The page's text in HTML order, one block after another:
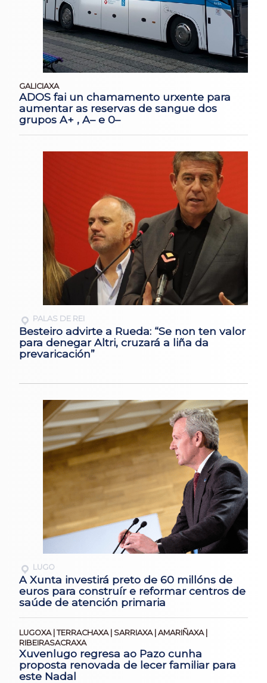
GALICIAXA
ADOS fai un chamamento urxente para
aumentar as reservas de sangue dos
grupos A+ , A– e 0–
PALAS DE REI
Besteiro advirte a Rueda: “Se non ten valor
para denegar Altri, cruzará a liña da
prevaricación”
LUGO
A Xunta investirá preto de 60 millóns de
euros para construír e reformar centros de
saúde de atención primaria
LUGOXA | TERRACHAXA | SARRIAXA | AMARIÑAXA |
RIBEIRASACRAXA
Xuvenlugo regresa ao Pazo cunha
proposta renovada de lecer familiar para
este Nadal